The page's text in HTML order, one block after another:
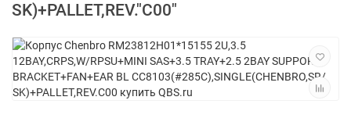
SK)+PALLET,REV."C00"